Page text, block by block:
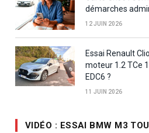
démarches
12 JUIN 2026
Essai Renault
moteur 1.2 TCe
EDC6 ?
11 JUIN 2026
VIDÉO : ESSAI BMW M3